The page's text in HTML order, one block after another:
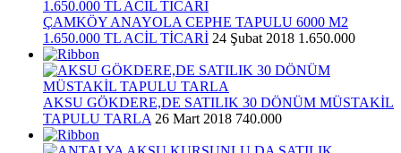
ÇAMKÖY ANAYOLA CEPHE TAPULU 6000 M2
1.650.000 TL ACİL TİCARİ 24 Şubat 2018 1.650.000
AKSU GÖKDERE,DE SATILIK 30 DÖNÜM MÜSTAKİL
TAPULU TARLA 26 Mart 2018 740.000